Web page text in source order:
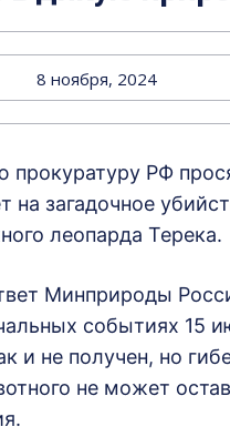
8 ноября, 2024
прокуратуру РФ
на загадочное
леопарда Терека.
Минприроды
событиях 15
и не получен, но
не может